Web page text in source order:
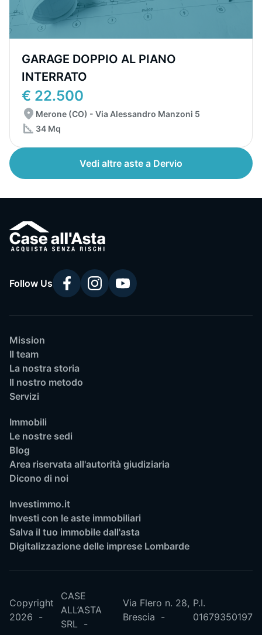
GARAGE DOPPIO AL PIANO
INTERRATO
€ 22.500
Merone (CO) - Via Alessandro Manzoni 5
34 Mq
Vedi altre aste a Dervio
Follow Us
Mission
Il team
La nostra storia
Il nostro metodo
Servizi
Immobili
Le nostre sedi
Blog
Area riservata all'autorità giudiziaria
Dicono di noi
Investimmo.it
Investi con le aste immobiliari
Salva il tuo immobile dall'asta
Digitalizzazione delle imprese Lombarde
Copyright
2026
CASE
ALL’ASTA
SRL
Via Flero n. 28,
Brescia
P.I.
01679350197